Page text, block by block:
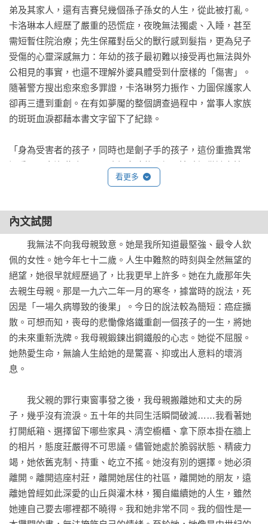
弟及其家人，還有吉賽兒幾個孫子孫女的人生，從此被打亂。
卡洛琳本人經歷了嚴重的恐慌症，夜晚無法獨處、入睡，甚至
需短暫住院治療；先生保羅對岳父的獸行感到髮指，更為兒子
受傷的心靈深感無力：年幼的孩子最初難以接受再也無法與外
公相見的事實，也還不理解外婆具體受到什麼樣的「傷害」。
隨著警方搜出愈來愈多罪證，卡洛琳努力振作、力圖保護家人
卻再三遭到重創。在有如夢魘的整個調查過程中，當事人家族
的斑斑血淚都藉本書文字留下了紀錄。
「身為受害者的孩子，同時也是劊子手的孩子，這份重擔異常
沉重。」卡洛琳除了要堅強起來陪伴母親，適時提供她支持，
同時也要面對「父親」形象崩毀造成的衝擊。她在家族災厄的
──「藥物操控」在全國乃至全球都是被低估的問題，因此卡洛
琳成立了「＃別讓我昏睡：杜絕藥物操控」協會，以呼籲大眾
留意類似於母親近年來的身體警訊，當心自己、也照顧家人。
家內性暴力案件往往涉及理智與親情、感性間的拉扯，常隱沒
在不為人知的暗影中。作者不敢想像卻仍得提出的問題是，多
少共犯還逍遙法外？多少受害者不敢或不願出聲？甚至是否有
人渾然不知，可怕的暴行早已發生在自己身上？
看更多
內文試閱
我無法不向我母親致意。她是我所知道最堅強、最令人欽
佩的女性。她今年七十二歲。人生中難熬的時刻與全然無望的
絕望，她很早就經歷過了，比我更早上許多。她在九歲那年失
去親生母親。那是一九六二年一月的寒冬，據當時的說法，死
因是「一場久病導致的後果」。今日的說法較為簡短：癌症擴
散。可想而知，喪母的悲慟像烙鐵重創一個孩子的一生，將她
的未來重新洗牌。我母親鍛鍊出鋼鐵般的心志。她從不屈服。
她熱愛生命，無論人生給她的是驚喜、抑或出人意料的壞消
息。
我父親的罪行東窗事發之後，我母親搬離她和丈夫的房
子，幾乎沒有流淚。五十年的共同生活瞬間破滅……我看著她
打開紙箱、選擇留下哪些家具、清空櫥櫃、拿下原本掛在牆上
的相片，態度莊嚴得不可思議。儘管她處於脆弱狀態、精疲力
竭，她依舊克制、持重、屹立不搖。她沒有別的選擇。她必須
離開。離開這座村莊，離開她居住的社區，離開她的朋友，遠
離她曾經如此深愛的山丘與灌木林，獨自繼續她的人生，雖然
她連自己要去哪裡都不曉得。我和她非常不同。我的個性是一